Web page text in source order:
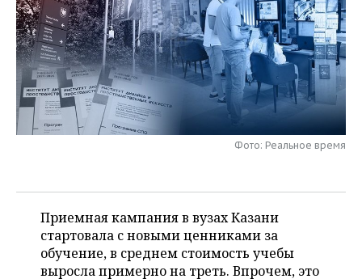
НЕФТЬ
ОПК
ЭНЕРГЕТИКА
РОЗНИЧНАЯ ТОРГОВЛЯ
ТРАНСПОРТ
УСЛУГИ
НОВОСТИ ТЕХНОЛОГИЙ
IT
МЕДИА
ТЕЛЕКОММУНИКАЦИИ
МЕРОПРИЯТИЯ
НОВОСТИ МЕРОПРИЯТИЙ
ВЫЕЗДНАЯ РЕДАКЦИЯ
БИЗНЕС-БРАНЧИ
СПОРТ
НОВОСТИ СПОРТА
ФУТБОЛ
ВОЛЕЙБОЛ
ОБЩЕСТВО
НОВОСТИ ОБЩЕСТВА
ИСТОРИЯ
ФОТОГАЛЕРЕЯ
СПИСОК ПЕРСОН
ПОЛНАЯ ВЕРСИЯ
Фото: Реальное время
Приемная кампания в вузах Казани
стартовала с новыми ценниками за
обучение, в среднем стоимость учебы
выросла примерно на треть. Впрочем, это